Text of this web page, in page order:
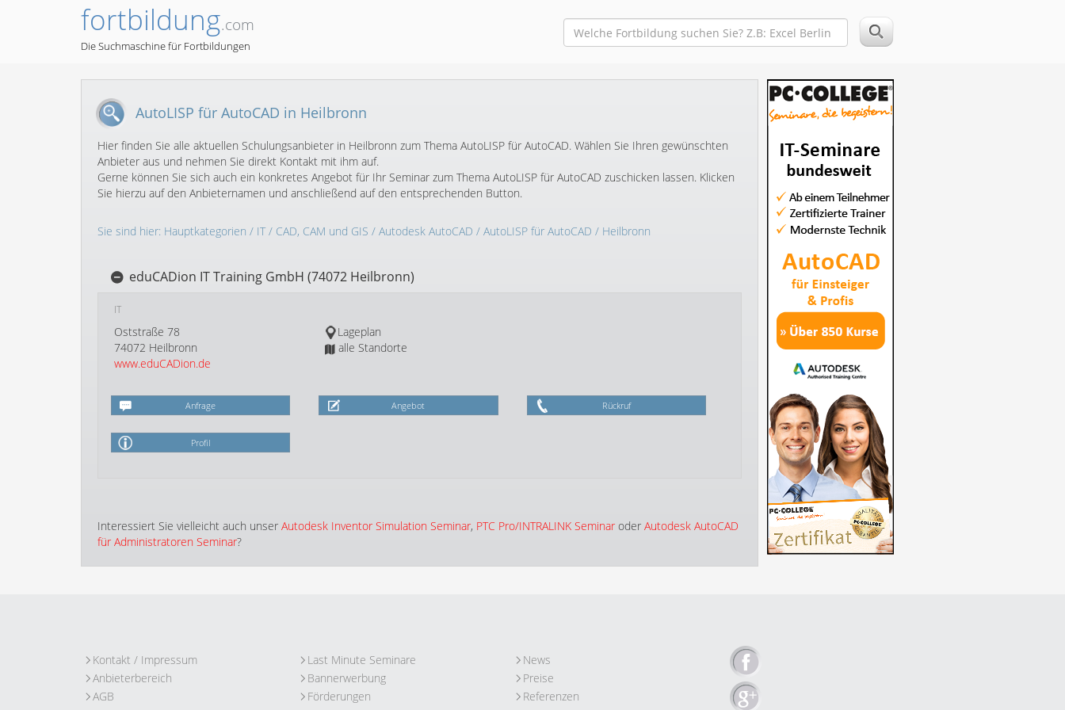
fortbildung.com
Die Suchmaschine für Fortbildungen
AutoLISP für AutoCAD in Heilbronn
Hier finden Sie alle aktuellen Schulungsanbieter in Heilbronn zum Thema AutoLISP für AutoCAD. Wählen Sie Ihren gewünschten
Anbieter aus und nehmen Sie direkt Kontakt mit ihm auf.
Gerne können Sie sich auch ein konkretes Angebot für Ihr Seminar zum Thema AutoLISP für AutoCAD zuschicken lassen. Klicken
Sie hierzu auf den Anbieternamen und anschließend auf den entsprechenden Button.
Sie sind hier: Hauptkategorien / IT/ CAD, CAM und GIS / Autodesk AutoCAD / AutoLISP für AutoCAD / Heilbronn
eduCADion IT Training GmbH (74072 Heilbronn)
IT
Oststraße 78
74072 Heilbronn
www.eduCADion.de
Lageplan
alle Standorte
Anfrage Angebot Rückruf
Profil
Interessiert Sie vielleicht auch unser Autodesk Inventor Simulation Seminar, PTC Pro/INTRALINK Seminar oder Autodesk AutoCAD
für Administratoren Seminar?
Kontakt / Impressum
Anbieterbereich
AGB
Last Minute Seminare
Bannerwerbung
Förderungen
News
Preise
Referenzen